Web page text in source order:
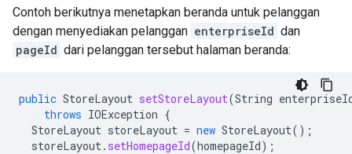
Contoh berikutnya menetapkan beranda untuk pelanggan
dengan menyediakan pelanggan enterpriseId dan
pageId dari pelanggan tersebut halaman beranda:
public StoreLayout setStoreLayout(String
throws IOException {
StoreLayout storeLayout = new StoreLayout();
storeLayout . setHomepageId(homepageId);